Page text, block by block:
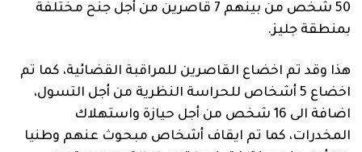
50 شخص من بينهم 7 قاصرين من أجل جنح مختلفة
بمنطقة جليز.
هذا وقد تم اخضاع القاصرين للمراقبة القضائية، كما تم
اخضاع 5 أشخاص للحراسة النظرية من أجل التسول،
اضافة الى 16 شخص من أجل حيازة واستهلاك
المخدرات، كما تم ايقاف أشخاص مبحوث عنهم وطنيا